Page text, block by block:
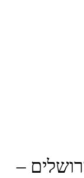
–